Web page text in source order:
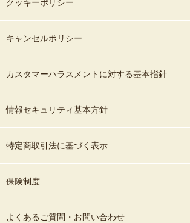
クッキーポリシー
キャンセルポリシー
カスタマーハラスメントに対する基本指針
情報セキュリティ基本方針
特定商取引法に基づく表示
保険制度
よくあるご質問・お問い合わせ